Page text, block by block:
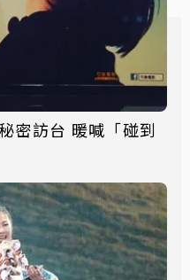
密訪台 暖喊「碰到